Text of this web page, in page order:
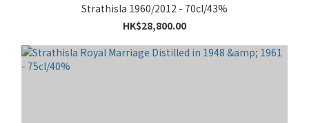
Strathisla 1960/2012 - 70cl/43%
HK$28,800.00